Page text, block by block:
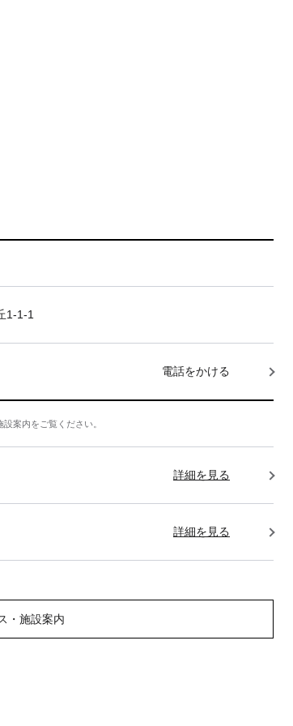
1-1-1
電話をかける
案内をご覧ください。
詳細を見る
詳細を見る
・施設案内